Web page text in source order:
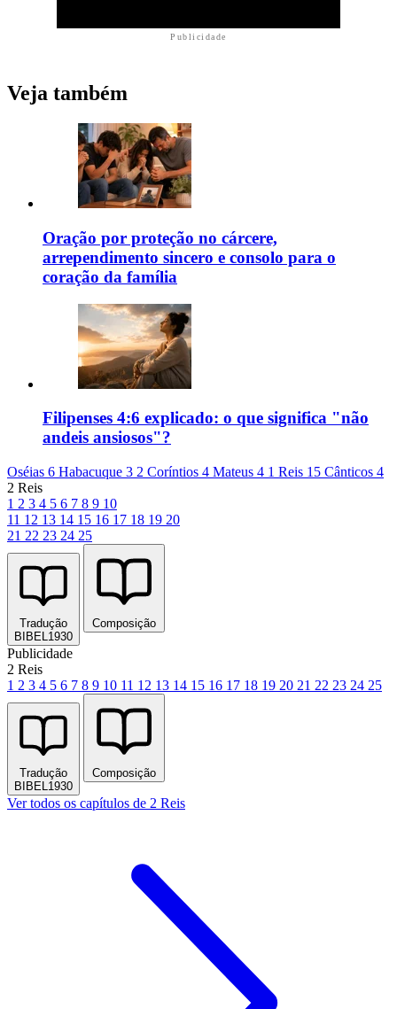
Publicidade
Veja também
Oração por proteção no cárcere,
arrependimento sincero e consolo para o
coração da família
Filipenses 4:6 explicado: o que significa "não
andeis ansiosos"?
Oséias 6 Habacuque 3 2 Coríntios 4 Mateus 4 1 Reis 15 Cânticos 4
2 Reis
1 2 3 4 5 6 7 8 9 10
11 12 13 14 15 16 17 18 19 20
21 22 23 24 25
Tradução
BIBEL1930
Composição
Publicidade
2 Reis
1 2 3 4 5 6 7 8 9 10 11 12 13 14 15 16 17 18 19 20 21 22 23 24 25
Tradução
BIBEL1930
Composição
Ver todos os capítulos de 2 Reis